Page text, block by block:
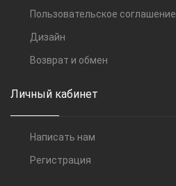
Пользовательское соглашение
Дизайн
Возврат и обмен
Личный кабинет
Написать нам
Регистрация